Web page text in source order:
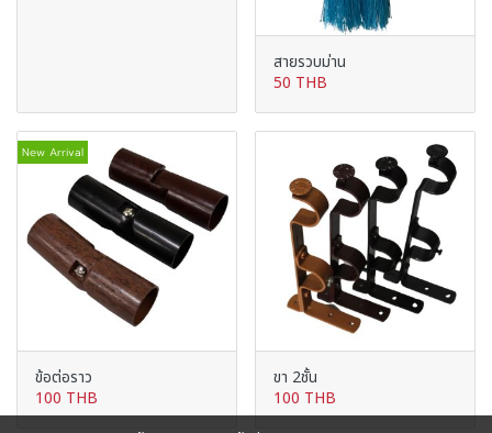
สายรวบม่าน
50 THB
New Arrival
ข้อต่อราว
100 THB
ขา 2ชั้น
100 THB